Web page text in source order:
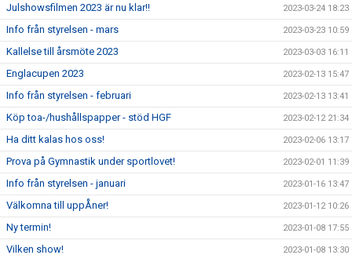
Julshowsfilmen 2023 är nu klar!! 2023-03-24 18:23
Info från styrelsen - mars 2023-03-23 10:59
Kallelse till årsmöte 2023 2023-03-03 16:11
Englacupen 2023 2023-02-13 15:47
Info från styrelsen - februari 2023-02-13 13:41
Köp toa-/hushållspapper - stöd HGF 2023-02-12 21:34
Ha ditt kalas hos oss! 2023-02-06 13:17
Prova på Gymnastik under sportlovet! 2023-02-01 11:39
Info från styrelsen - januari 2023-01-16 13:47
Välkomna till uppÅner! 2023-01-12 10:26
Ny termin! 2023-01-08 17:55
Vilken show! 2023-01-08 13:30